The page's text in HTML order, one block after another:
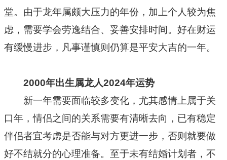
堂。由于龙年属颇大压力的年份，加上个人较为焦
虑，需要学会劳逸结合、妥善安排时间。好在财运
有缓慢进步，凡事谨慎则仍算是平安大吉的一年。
2000年出生属龙人2024年运势
新一年需要面临较多变化，尤其感情上属于关
口年，情侣之间的关系需要有清晰去向，已有稳定
伴侣者宜考虑是否能与对方更进一步，否则就要做
好不结就分的心理准备。至于未有结婚计划者，不